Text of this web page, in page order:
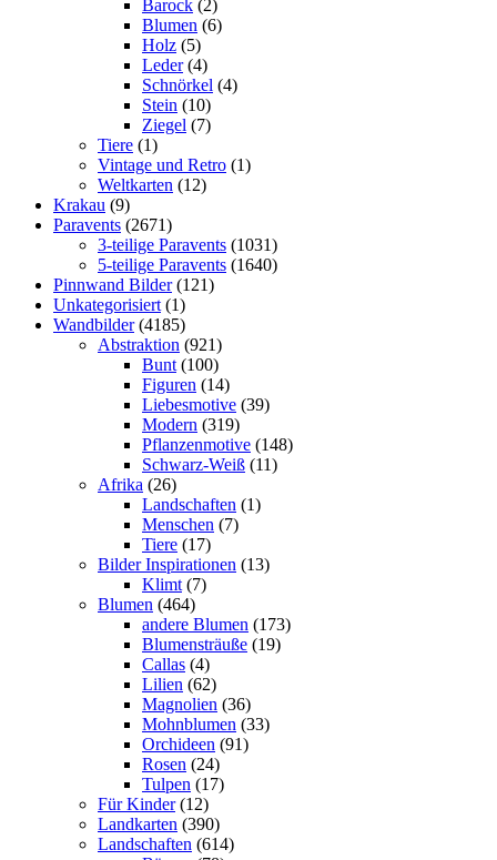
Barock (2)
Blumen (6)
Holz (5)
Leder (4)
Schnörkel (4)
Stein (10)
Ziegel (7)
Tiere (1)
Vintage und Retro (1)
Weltkarten (12)
Krakau (9)
Paravents (2671)
3-teilige Paravents (1031)
5-teilige Paravents (1640)
Pinnwand Bilder (121)
Unkategorisiert (1)
Wandbilder (4185)
Abstraktion (921)
Bunt (100)
Figuren (14)
Liebesmotive (39)
Modern (319)
Pflanzenmotive (148)
Schwarz-Weiß (11)
Afrika (26)
Landschaften (1)
Menschen (7)
Tiere (17)
Bilder Inspirationen (13)
Klimt (7)
Blumen (464)
andere Blumen (173)
Blumensträuße (19)
Callas (4)
Lilien (62)
Magnolien (36)
Mohnblumen (33)
Orchideen (91)
Rosen (24)
Tulpen (17)
Für Kinder (12)
Landkarten (390)
Landschaften (614)